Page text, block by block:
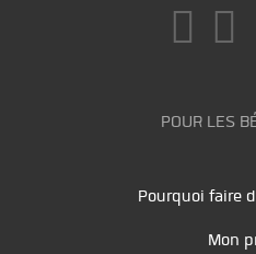
POUR LES
Pourquoi faire
Mon